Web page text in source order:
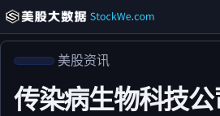
美股资讯
传染病生物科技公